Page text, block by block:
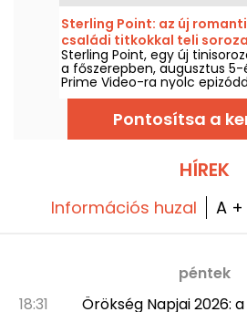
Sterling Point: az új
családi titkokkal teli
Video-ra érkezik
Sterling Point, egy új
a főszerepben, augusztus 5-
Prime Video-ra nyolc
Pontosítsa a
HÍREK
Információs huzal A
péntek
18:31
Örökség Napjai 2026: